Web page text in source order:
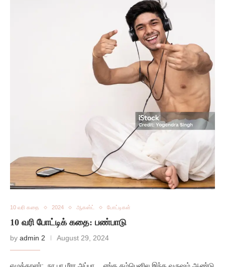
10 வரி கதை 2024 ஆகஸ்ட் போட்டிகள்
10 வரி போட்டிக் கதை: பண்பாடு
by admin 2 August 29, 2024